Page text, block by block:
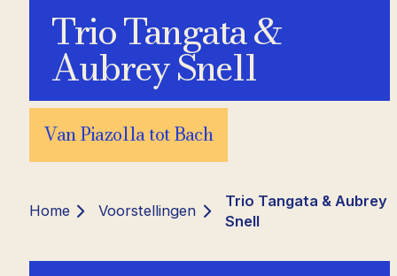
Trio Tangata &
Aubrey Snell
Van Piazolla tot Bach
Home Voorstellingen
Trio Tangata & Aubrey
Snell